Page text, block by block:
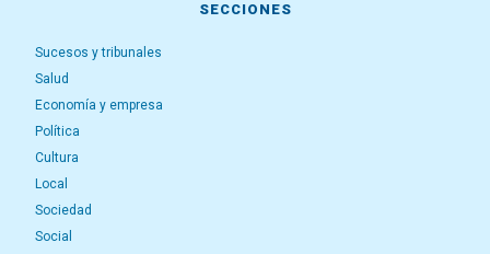
SECCIONES
Sucesos y tribunales
Salud
Economía y empresa
Política
Cultura
Local
Sociedad
Social